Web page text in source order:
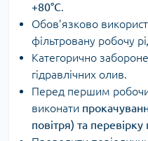
+80°C.
Обов’язково
фільтровану робочу
Категорично
гідравлічних олив.
Перед першим
виконати
повітря) та перевірку